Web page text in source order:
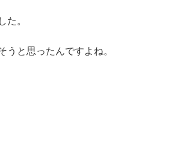
た。
と思ったんですよね。